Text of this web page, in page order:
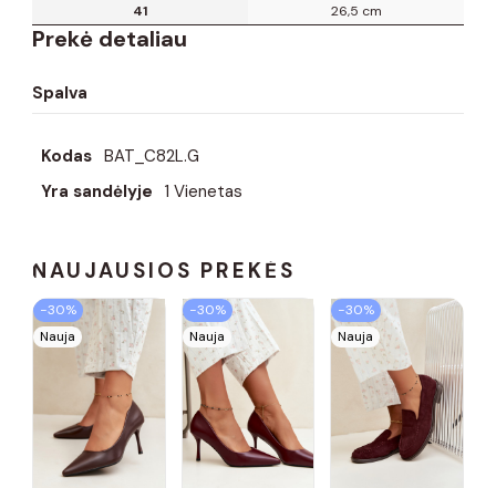
41
26,5 cm
Prekė detaliau
Spalva
Kodas BAT_C82L.G
Yra sandėlyje 1 Vienetas
NAUJAUSIOS PREKĖS
−30%
Nauja
−30%
Nauja
−30%
Nauja